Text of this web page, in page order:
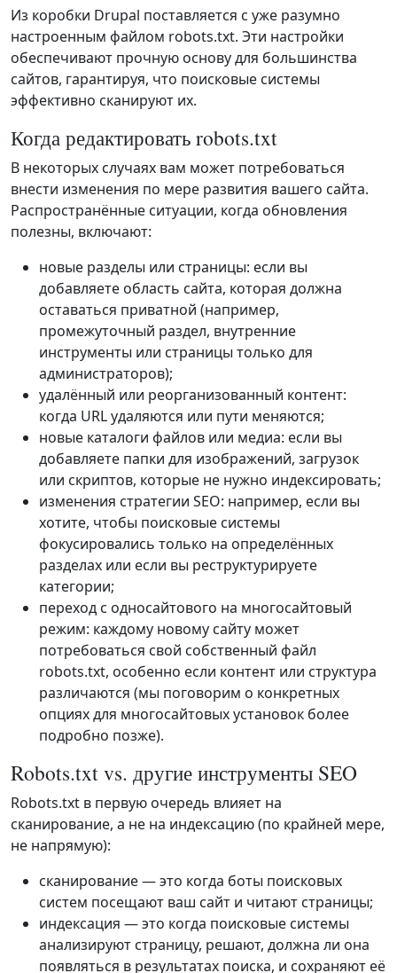
Из коробки Drupal поставляется с уже разумно
настроенным файлом robots.txt. Эти настройки
обеспечивают прочную основу для большинства
сайтов, гарантируя, что поисковые системы
эффективно сканируют их.
Когда редактировать robots.txt
В некоторых случаях вам может потребоваться
внести изменения по мере развития вашего сайта.
Распространённые ситуации, когда обновления
полезны, включают:
новые разделы или страницы: если вы
добавляете область сайта, которая должна
оставаться приватной (например,
промежуточный раздел, внутренние
инструменты или страницы только для
администраторов);
удалённый или реорганизованный контент:
когда URL удаляются или пути меняются;
новые каталоги файлов или медиа: если вы
добавляете папки для изображений, загрузок
или скриптов, которые не нужно индексировать;
изменения стратегии SEO: например, если вы
хотите, чтобы поисковые системы
фокусировались только на определённых
разделах или если вы реструктурируете
категории;
переход с односайтового на многосайтовый
режим: каждому новому сайту может
потребоваться свой собственный файл
robots.txt, особенно если контент или структура
различаются (мы поговорим о конкретных
опциях для многосайтовых установок более
подробно позже).
Robots.txt vs. другие инструменты SEO
Robots.txt в первую очередь влияет на
сканирование, а не на индексацию (по крайней мере,
не напрямую):
сканирование — это когда боты поисковых
систем посещают ваш сайт и читают страницы;
индексация — это когда поисковые системы
анализируют страницу, решают, должна ли она
появляться в результатах поиска, и сохраняют её